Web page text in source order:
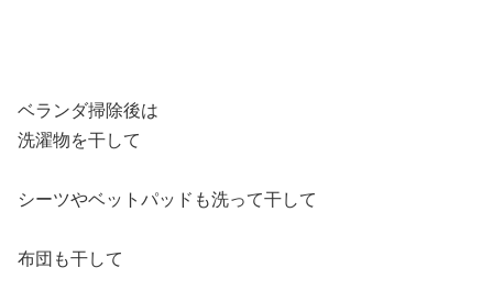
ベランダ掃除後は
洗濯物を干して
シーツやベットパッドも洗って干して
布団も干して